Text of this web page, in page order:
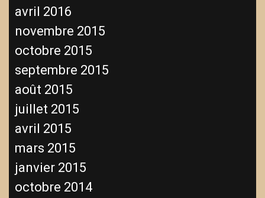
avril 2016
novembre 2015
octobre 2015
septembre 2015
août 2015
juillet 2015
avril 2015
mars 2015
janvier 2015
octobre 2014